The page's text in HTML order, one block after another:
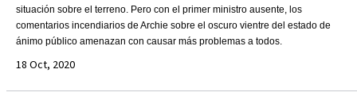
situación sobre el terreno. Pero con el primer ministro ausente, los
comentarios incendiarios de Archie sobre el oscuro vientre del estado de
ánimo público amenazan con causar más problemas a todos.
18 Oct, 2020